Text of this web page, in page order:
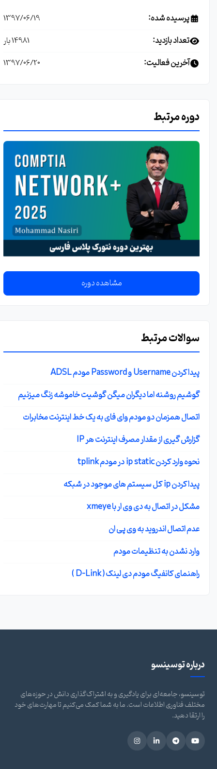
پرسیده شده: 1397/06/19
تعداد بازدید: 14981 بار
آخرین فعالیت: 1397/06/20
دوره مرتبط
مشاهده دوره
سوالات مرتبط
پیدا کردن Username و Password مودم ADSL
گوشیم روشنه اما دیگران میگن گوشیت خاموشه زنگ میزنیم
اتصال همزمان دو مودم وای فای به یک خط اینترنت مخابرات
گزارش گیری از مقدار مصرف اینترنت هر IP
نحوه وارد کردن ip static در مودم tplink
پیدا کردن ip کل سیستم های موجود در شبکه
مشکل در اتصال به دی وی ار با xmeye
عدم اتصال اندروید به وی پی ان
وارد نشدن به تنظیمات مودم
راهنمای کانفیگ مودم دی لینک ( D-Link )
درباره توسینسو
توسینسو، جامعه‌ای برای یادگیری و به اشتراک‌گذاری دانش در حوزه‌های
مختلف فناوری اطلاعات است. ما به شما کمک می‌کنیم تا مهارت‌های خود
را ارتقا دهید.